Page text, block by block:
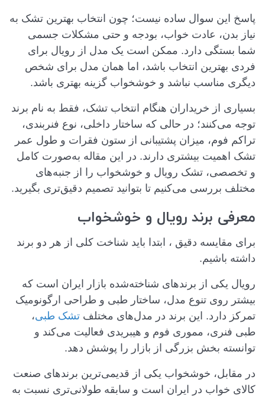
پاسخ این سوال ساده نیست؛ چون انتخاب بهترین تشک به
نیاز بدن، عادت خواب، بودجه و حتی مشکلات جسمی
شما بستگی دارد. ممکن است یک مدل از رویال برای
فردی بهترین انتخاب باشد، اما همان مدل برای شخص
دیگری مناسب نباشد و خوشخواب گزینه بهتری باشد.
بسیاری از خریداران هنگام انتخاب تشک، فقط به نام برند
توجه می‌کنند؛ در حالی که ساختار داخلی، نوع فنربندی،
تراکم فوم، میزان پشتیبانی از ستون فقرات و طول عمر
تشک اهمیت بیشتری دارند. در این مقاله به‌صورت کامل
و تخصصی، تشک رویال و خوشخواب را از جنبه‌های
مختلف بررسی می‌کنیم تا بتوانید تصمیم دقیق‌تری بگیرید.
معرفی برند رویال و خوشخواب
برای مقایسه دقیق ، ابتدا باید شناخت کلی از هر دو برند
داشته باشیم.
رویال یکی از برندهای شناخته‌شده بازار ایران است که
بیشتر روی تنوع مدل، ساختار طبی و طراحی ارگونومیک
تمرکز دارد. این برند در مدل‌های مختلف تشک طبی،
طبی فنری، مموری فوم و هیبریدی فعالیت می‌کند و
توانسته بخش بزرگی از بازار را پوشش دهد.
در مقابل، خوشخواب یکی از قدیمی‌ترین برندهای صنعت
کالای خواب در ایران است و سابقه طولانی‌تری نسبت به